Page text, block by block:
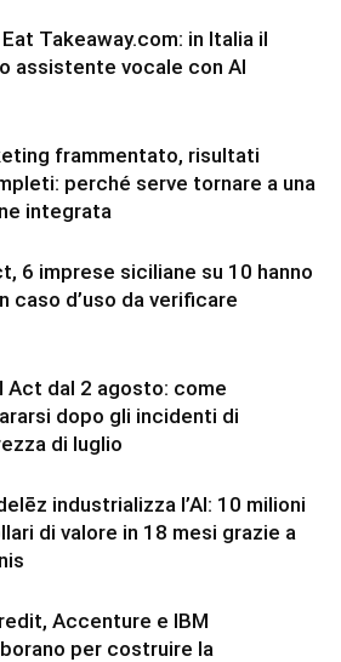
Takeaway.com: in Italia il
assistente vocale con AI
frammentato, risultati
perché serve tornare a una
integrata
6 imprese siciliane su 10 hanno
caso d’uso da verificare
Act dal 2 agosto: come
dopo gli incidenti di
di luglio
industrializza l’AI: 10 milioni
di valore in 18 mesi grazie a
Accenture e IBM
per costruire la